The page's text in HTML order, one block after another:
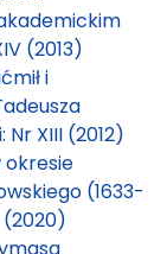
(2013)
i
Nr XIII (2012)
okresie
(1633-
(2020)